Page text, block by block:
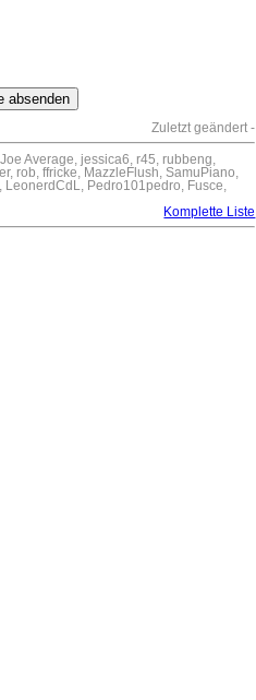
Zuletzt geändert -
Average, jessica6, r45, rubbeng,
rob, ffricke, MazzleFlush, SamuPiano,
Pedro101pedro, Fusce,
Komplette Liste